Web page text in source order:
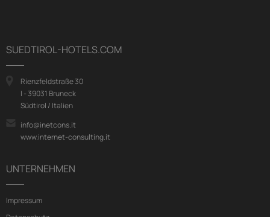
SUEDTIROL-HOTELS.COM
Rienzfeldstraße 30
I - 39031 Bruneck
Südtirol / Italien
info@inetcons.it
www.internet-consulting.it
UNTERNEHMEN
Impressum